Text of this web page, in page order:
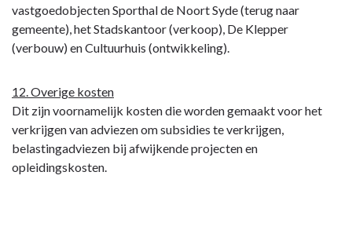
vastgoedobjecten Sporthal de Noort Syde (terug naar
gemeente), het Stadskantoor (verkoop), De Klepper
(verbouw) en Cultuurhuis (ontwikkeling).
12. Overige kosten
Dit zijn voornamelijk kosten die worden gemaakt voor het
verkrijgen van adviezen om subsidies te verkrijgen,
belastingadviezen bij afwijkende projecten en
opleidingskosten.